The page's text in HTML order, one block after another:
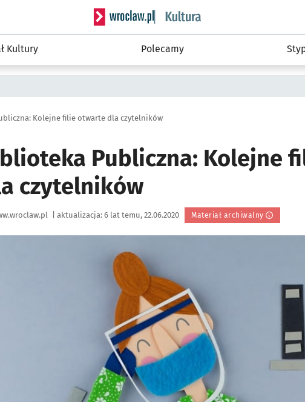
Serwis informacyjny wroclaw.pl podserwis:
Kultury Polecamy
Kolejne filie otwarte dla czytelników
Publiczna: Kolejne
czytelników
aktualizacja: 6 lat temu, 22.06.2020 Materiał archiwalny